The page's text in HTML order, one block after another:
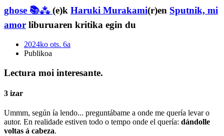
ghose 📚⁂ (e)k Haruki Murakami(r)en Sputnik, mi
amor liburuaren kritika egin du
2024ko ots. 6a
Publikoa
Lectura moi interesante.
3 izar
Ummm, según ía lendo... preguntábame a onde me quería levar o
autor. En realidade estiven todo o tempo onde el quería: dándolle
voltas á cabeza.